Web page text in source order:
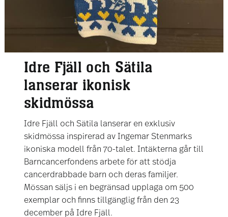
Idre Fjäll och Sätila
lanserar ikonisk
skidmössa
Idre Fjäll och Sätila lanserar en exklusiv
skidmössa inspirerad av Ingemar Stenmarks
ikoniska modell från 70-talet. Intäkterna går till
Barncancerfondens arbete för att stödja
cancerdrabbade barn och deras familjer.
Mössan säljs i en begränsad upplaga om 500
exemplar och finns tillgänglig från den 23
december på Idre Fjäll.